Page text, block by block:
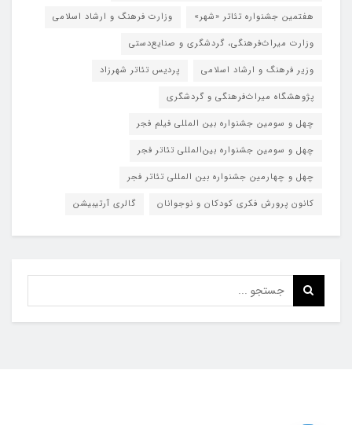
هفتمین جشنواره تئاتر «شهر»
وزارت فرهنگ و ارشاد اسلامی
وزارت میراث‌فرهنگی، گردشگری و صنایع‌دستی
وزیر فرهنگ و ارشاد اسلامی
پردیس تئاتر شهرزاد
پژوهشگاه میراث‌فرهنگی و گردشگری
چهل و سومین جشنواره بین المللی فیلم فجر
چهل و سومین جشنواره بین‌المللی تئاتر فجر
چهل و چهارمین جشنواره بین المللی تئاتر فجر
کانون پرورش فکری کودکان و نوجوانان
گالری آرتیبیشن